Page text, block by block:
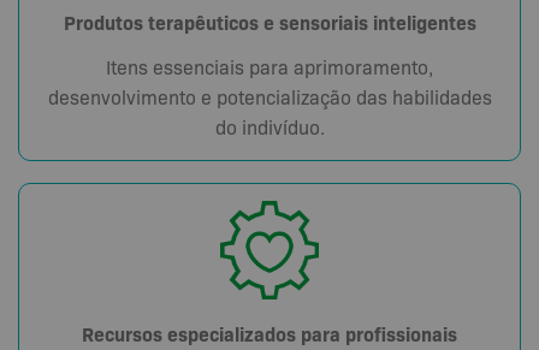
Produtos terapêuticos e sensoriais inteligentes
Itens essenciais para aprimoramento,
desenvolvimento e potencialização das habilidades
do indivíduo.
Recursos especializados para profissionais